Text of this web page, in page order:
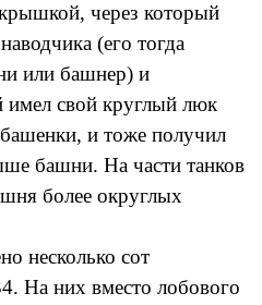
через который
(его тогда
или башнер) и
свой круглый люк
и тоже получил
башни. На части танков
более округлых
несколько сот
На них вместо лобового